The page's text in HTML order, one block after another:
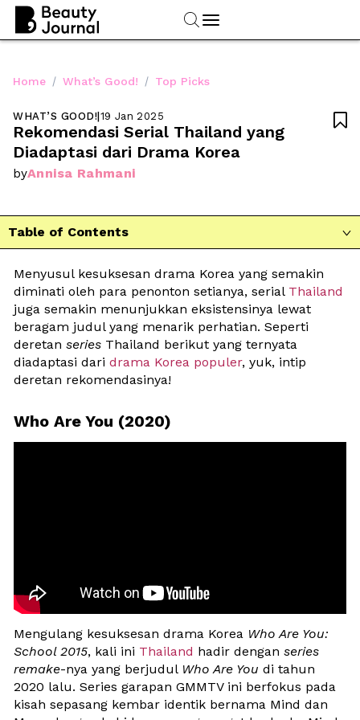
Home / What’s Good! / Top Picks
WHAT’S GOOD!|19 Jan 2025
Rekomendasi Serial Thailand yang
Diadaptasi dari Drama Korea
byAnnisa Rahmani

Table of Contents 
Menyusul kesuksesan drama Korea yang semakin
diminati oleh para penonton setianya, serial Thailand
juga semakin menunjukkan eksistensinya lewat
beragam judul yang menarik perhatian. Seperti
deretan series Thailand berikut yang ternyata
diadaptasi dari drama Korea populer, yuk, intip
deretan rekomendasinya!
Who Are You (2020)
Mengulang kesuksesan drama Korea Who Are You:
School 2015, kali ini Thailand hadir dengan series
remake-nya yang berjudul Who Are You di tahun
2020 lalu. Series garapan GMMTV ini berfokus pada
kisah sepasang kembar identik bernama Mind dan